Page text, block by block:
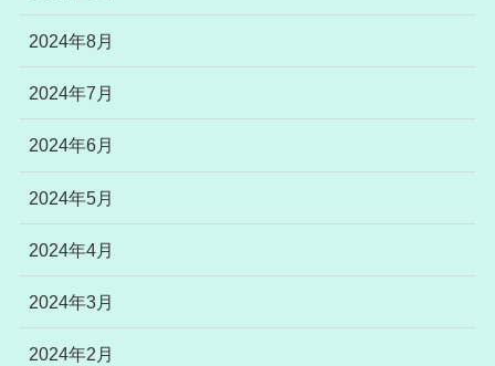
2024年8月
2024年7月
2024年6月
2024年5月
2024年4月
2024年3月
2024年2月